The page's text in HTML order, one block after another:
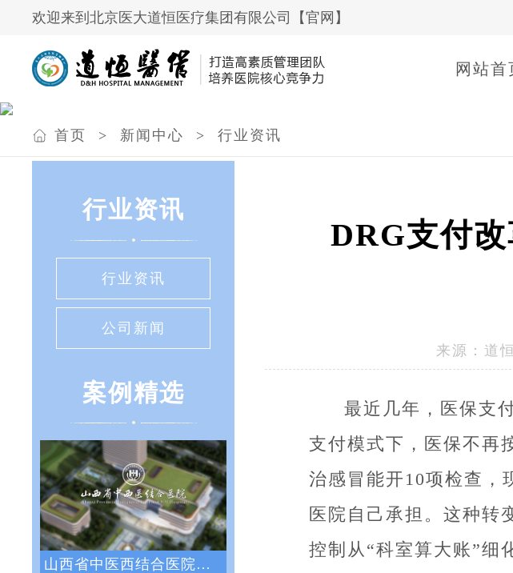
欢迎来到北京医大道恒医疗集团有限公司【官网】
网站首
首页 > 新闻中心 > 行业资讯
行业资讯
行业资讯
公司新闻
案例精选
山西省中医西结合医院战略绩效管理咨询项目
DRG支付
来源： 道
最近几年，医保支
支付模式下，医保不再
治感冒能开10项检查，
医院自己承担。这种转
控制从“科室算大账”细